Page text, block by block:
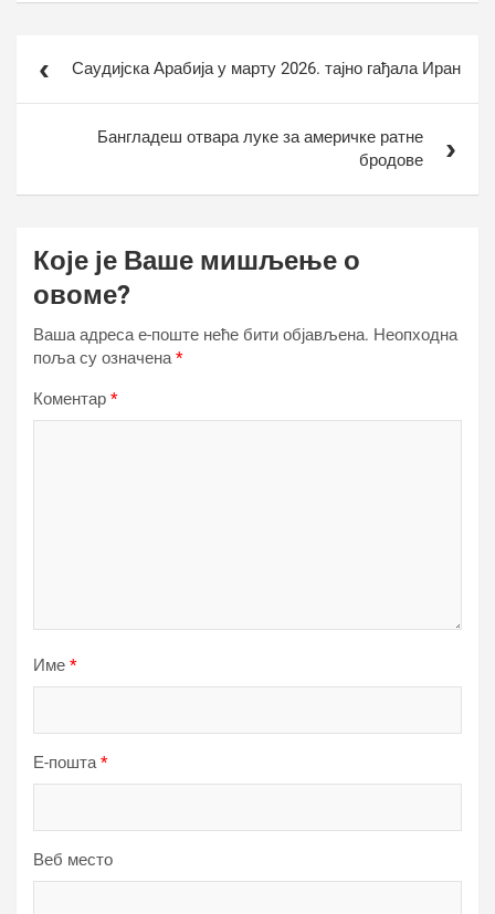
чланкаСаудијска Арабија у марту 2026. тајно гађала Иран
Бангладеш отвара луке за америчке ратне
бродове
Које је Ваше мишљење о
овоме?
Ваша адреса е-поште неће бити објављена. Неопходна
поља су означена*
Коментар *
Име *
Е-пошта*
Веб место